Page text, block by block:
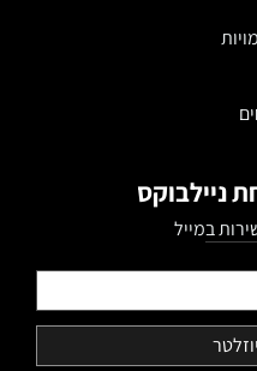
ניילבוקס
במייל